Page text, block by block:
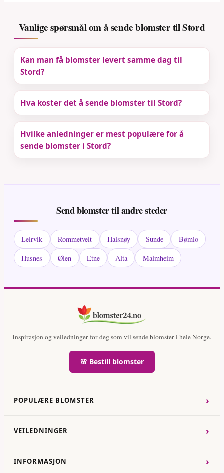
Vanlige spørsmål om å sende blomster til Stord
Kan man få blomster levert samme dag til
Stord?
Hva koster det å sende blomster til Stord?
Hvilke anledninger er mest populære for å
sende blomster i Stord?
Send blomster til andre steder
Leirvik Rommetveit Halsnøy Sunde
Bømlo
Husnes
Ølen Etne Alta Malmheim
Inspirasjon og veiledninger for deg som vil sende blomster i hele Norge.
🌸 Bestill blomster
POPULÆRE BLOMSTER ›
VEILEDNINGER ›
INFORMASJON ›